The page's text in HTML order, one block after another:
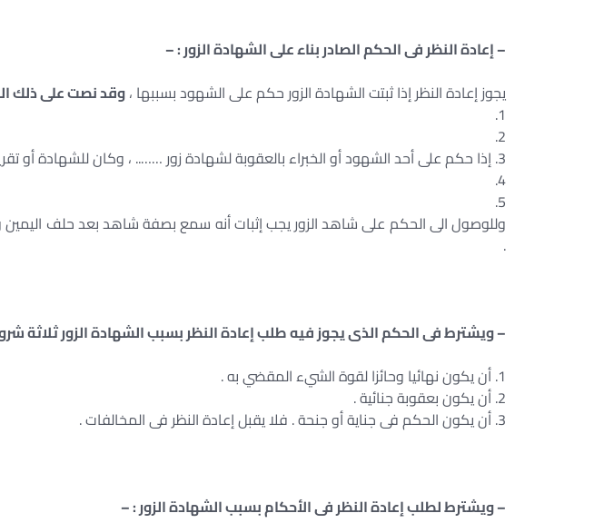
– إعادة النظر فى الحكم الصادر بناء على الشهادة الزور : –
يجوز إعادة النظر إذا ثبتت الشهادة الزور حكم على الشهود بسببها ،وقد نصت على ذلك المادة 441 إجراءات
1.
2.
3. إذا حكم على أحد الشهود أو الخبراء بالعقوبة لشهادة زور …….. ، وكان للشهادة أو تقرير الخبير أو الوراثة تأثير فى الحكم .
4.
5.
وللوصول الى الحكم على شاهد الزور يجب إثبات أنه سمع بصفة شاهد بعد حلف اليمين
.
– ويشترط فى الحكم الذى يجوز فيه طلب إعادة النظر بسبب الشهادة الزور ثلاثة
1. أن يكون نهائيا وحائزا لقوة الشيء المقضي به .
2. أن يكون بعقوبة جنائية .
3. أن يكون الحكم فى جناية أو جنحة . فلا يقبل إعادة النظر فى المخالفات .
– ويشترط لطلب إعادة النظر فى الأحكام بسبب الشهادة الزور : –